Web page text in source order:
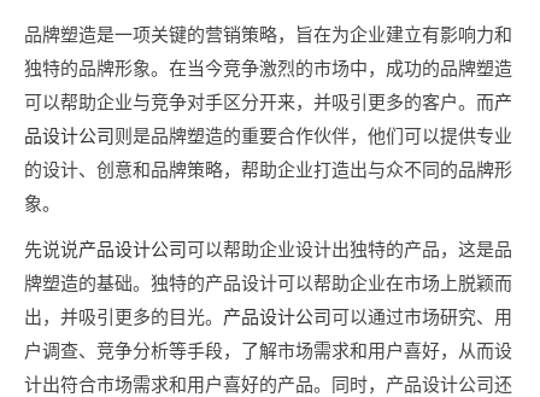
品牌塑造是一项关键的营销策略，旨在为企业建立有影响力和
独特的品牌形象。在当今竞争激烈的市场中，成功的品牌塑造
可以帮助企业与竞争对手区分开来，并吸引更多的客户。而产
品设计公司则是品牌塑造的重要合作伙伴，他们可以提供专业
的设计、创意和品牌策略，帮助企业打造出与众不同的品牌形
象。
先说说产品设计公司可以帮助企业设计出独特的产品，这是品
牌塑造的基础。独特的产品设计可以帮助企业在市场上脱颖而
出，并吸引更多的目光。 产品设计公司可以通过市场研究、用
户调查、竞争分析等手段，了解市场需求和用户喜好，从而设
计出符合市场需求和用户喜好的产品。同时，产品设计公司还